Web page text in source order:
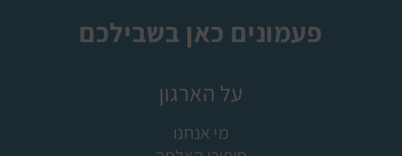
פעמונים כאן בשבילכם
על הארגון
מי אנחנו